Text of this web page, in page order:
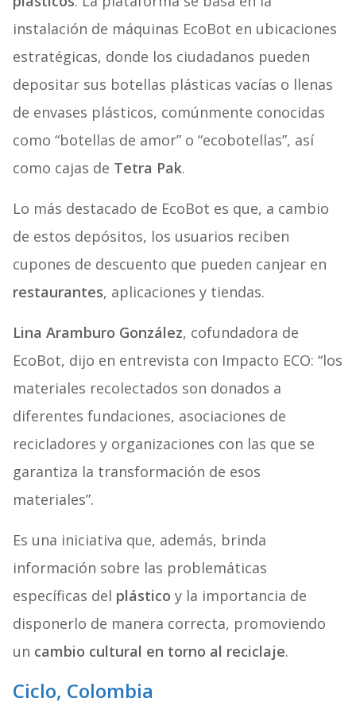
instalación de máquinas EcoBot en ubicaciones
estratégicas, donde los ciudadanos pueden
depositar sus botellas plásticas vacías o llenas
de envases plásticos, comúnmente conocidas
como “botellas de amor” o “ecobotellas”, así
como cajas de Tetra Pak.
Lo más destacado de EcoBot es que, a cambio
de estos depósitos, los usuarios reciben
cupones de descuento que pueden canjear en
restaurantes, aplicaciones y tiendas.
Lina Aramburo González, cofundadora de
EcoBot, dijo en entrevista con Impacto ECO: “los
materiales recolectados son donados a
diferentes fundaciones, asociaciones de
recicladores y organizaciones con las que se
garantiza la transformación de esos
materiales”.
Es una iniciativa que, además, brinda
información sobre las problemáticas
específicas del plástico y la importancia de
disponerlo de manera correcta, promoviendo
un cambio cultural en torno al reciclaje.
Ciclo, Colombia